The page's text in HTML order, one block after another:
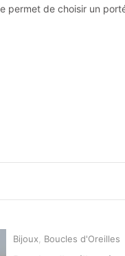
permet de choisir un
Bijoux Boucles d'Oreilles